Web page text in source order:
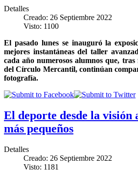
Detalles
Creado: 26 Septiembre 2022
Visto: 1100
El pasado lunes se inauguró la
mejores instantáneas del taller
cada año numerosos alumnos que,
del Círculo Mercantil, continúan
fotografía.
El deporte desde la visión
más pequeños
Detalles
Creado: 26 Septiembre 2022
Visto: 1181